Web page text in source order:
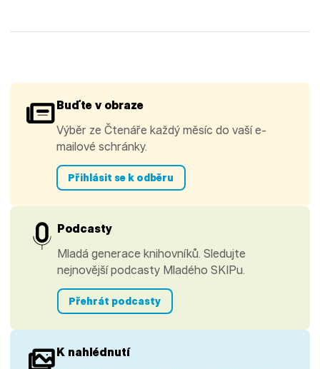
Buďte v obraze
Výběr ze Čtenáře každý měsíc do vaší e-
mailové schránky.
Přihlásit se k odběru
Podcasty
Mladá generace knihovníků. Sledujte
nejnovější podcasty Mladého SKIPu.
Přehrát podcasty
K nahlédnutí